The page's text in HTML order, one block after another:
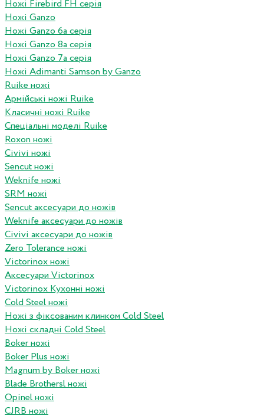
Ножі Firebird FH серія
Ножі Ganzo
Ножі Ganzo 6а серія
Ножі Ganzo 8а серія
Ножі Ganzo 7а серія
Ножі Adimanti Samson by Ganzo
Ruike ножі
Армійські ножі Ruike
Класичні ножі Ruike
Спеціальні моделі Ruike
Roxon ножi
Civivi ножі
Sencut ножі
Weknife ножі
SRM ножі
Sencut аксесуари до ножів
Weknife аксесуари до ножів
Civivi аксесуари до ножів
Zero Tolerance ножі
Victorinox ножі
Аксесуари Victorinox
Victorinox Кухонні ножі
Cold Steel ножі
Ножі з фіксованим клинком Cold Steel
Ножі складні Cold Steel
Boker ножі
Boker Plus ножі
Magnum by Boker ножі
Blade Brothersl ножі
Opinel ножі
CJRB ножі